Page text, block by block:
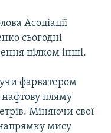
Асоціації
сьогодні
цілком інші.
фарватером
пляму
Міняючи свої
мису